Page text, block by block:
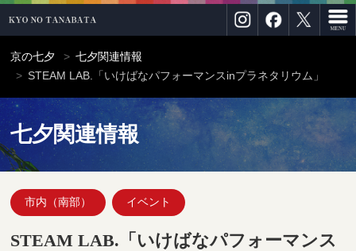
京の七夕
七夕関連情報
STEAM LAB.「いけばなパフォーマンスinプラネタリウム」
七夕関連情報
市内（南部） イベント
STEAM LAB.「いけばなパフォーマンス